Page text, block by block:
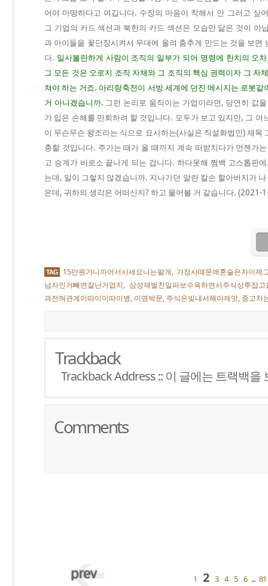
어야 마땅하다고 여깁니다. 수장의 마음이 착해서 안 그러고 싶
그 기업의 카드 섹션과 북한의 카드 섹션은 모습만 닮은 것이 아
과 아이들을 꽃단장시켜서 무대에 올려 춤추게 만드는 것을 보
다. 일사불란하게 사람이 조직의 일부가 되어 명령에 한치의 오
그 모든 것은 오로지 조직 자체와 그 조직의 핵심 권력이자 그 자
쳐야 하는 거죠. 아리랑축전이 서방 세계에 던진 메시지는 로봇
거 아니겠습니까. 그런 논리로 움직이는 기업이라면, 당연히 값
가 입은 손해를 만회하려 할 것입니다. 모두가 보고 있지만, 그
이 무슨무슨 왕조라는 식으로 묘사하는(사실은 직설화법인) 제목
충할 것입니다. 주가는 때가 올 때까지 계속 떠받치다가 언젠가
고 승계가 비로소 끝나게 되는 겁니다. 하다못해 쩜백 고스톱판
는데, 일이 그렇지 않겠습니까. 지나가던 알란 칼손 할아버지가
은데, 귀하의 생각은 어떠신지? 하고 물어볼 거 같습니다. (2021-
TAG 15만원가니까어서사세요나는팔게, 가정사때문에혼술은자이제
남자인거빼면잘난거없지, 삼성재벌친일파보수욕하면서주식상투잡
과전혀관계이따이이따이병, 이명박문, 주식은빚내서해야제맛, 중고차
Trackback
Trackback Address :: 이 글에는 트랙백을
Comments
1 2 3 4 5 6 ... 81